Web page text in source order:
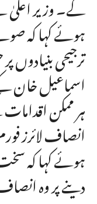
ہوئے کہا کہ
ترجیحی
اسماعیل خان
ہر ممکن
انصاف لائرز
ہوئے کہا کہ
دینے پر وہ